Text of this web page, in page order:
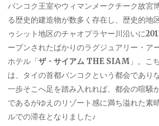
バンコク王室やウィマンメークチーク故宮
る歴史的建造物が数多く存在し、歴史的地
ゥシット地区のチャオプラヤー川沿いに
ープンされたばかりのラグジュアリー・ア
ホテル「ザ・サイアム THE SIAM 」。こ
は、タイの首都バンコクという都会であり
一歩そこへ足を踏み入れれば、都会の喧騒
であるがゆえのリゾート感に満ち溢れた素
ルでの滞在となりました♪